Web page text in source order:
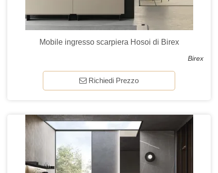
Mobile ingresso scarpiera Hosoi di Birex
Birex
Richiedi Prezzo